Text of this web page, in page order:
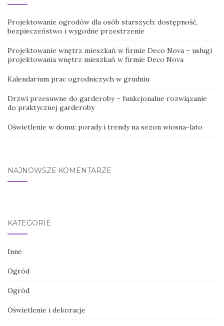
Projektowanie ogrodów dla osób starszych: dostępność,
bezpieczeństwo i wygodne przestrzenie
Projektowanie wnętrz mieszkań w firmie Deco Nova – usługi
projektowania wnętrz mieszkań w firmie Deco Nova
Kalendarium prac ogrodniczych w grudniu
Drzwi przesuwne do garderoby – funkcjonalne rozwiązanie
do praktycznej garderoby
Oświetlenie w domu: porady i trendy na sezon wiosna-lato
NAJNOWSZE KOMENTARZE
KATEGORIE
Inne
Ogród
Ogród
Oświetlenie i dekoracje